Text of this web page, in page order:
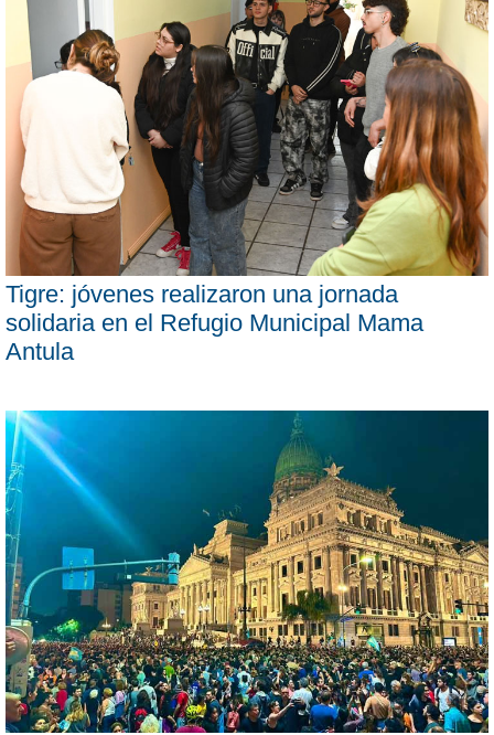
Tigre: jóvenes realizaron una jornada
solidaria en el Refugio Municipal Mama
Antula